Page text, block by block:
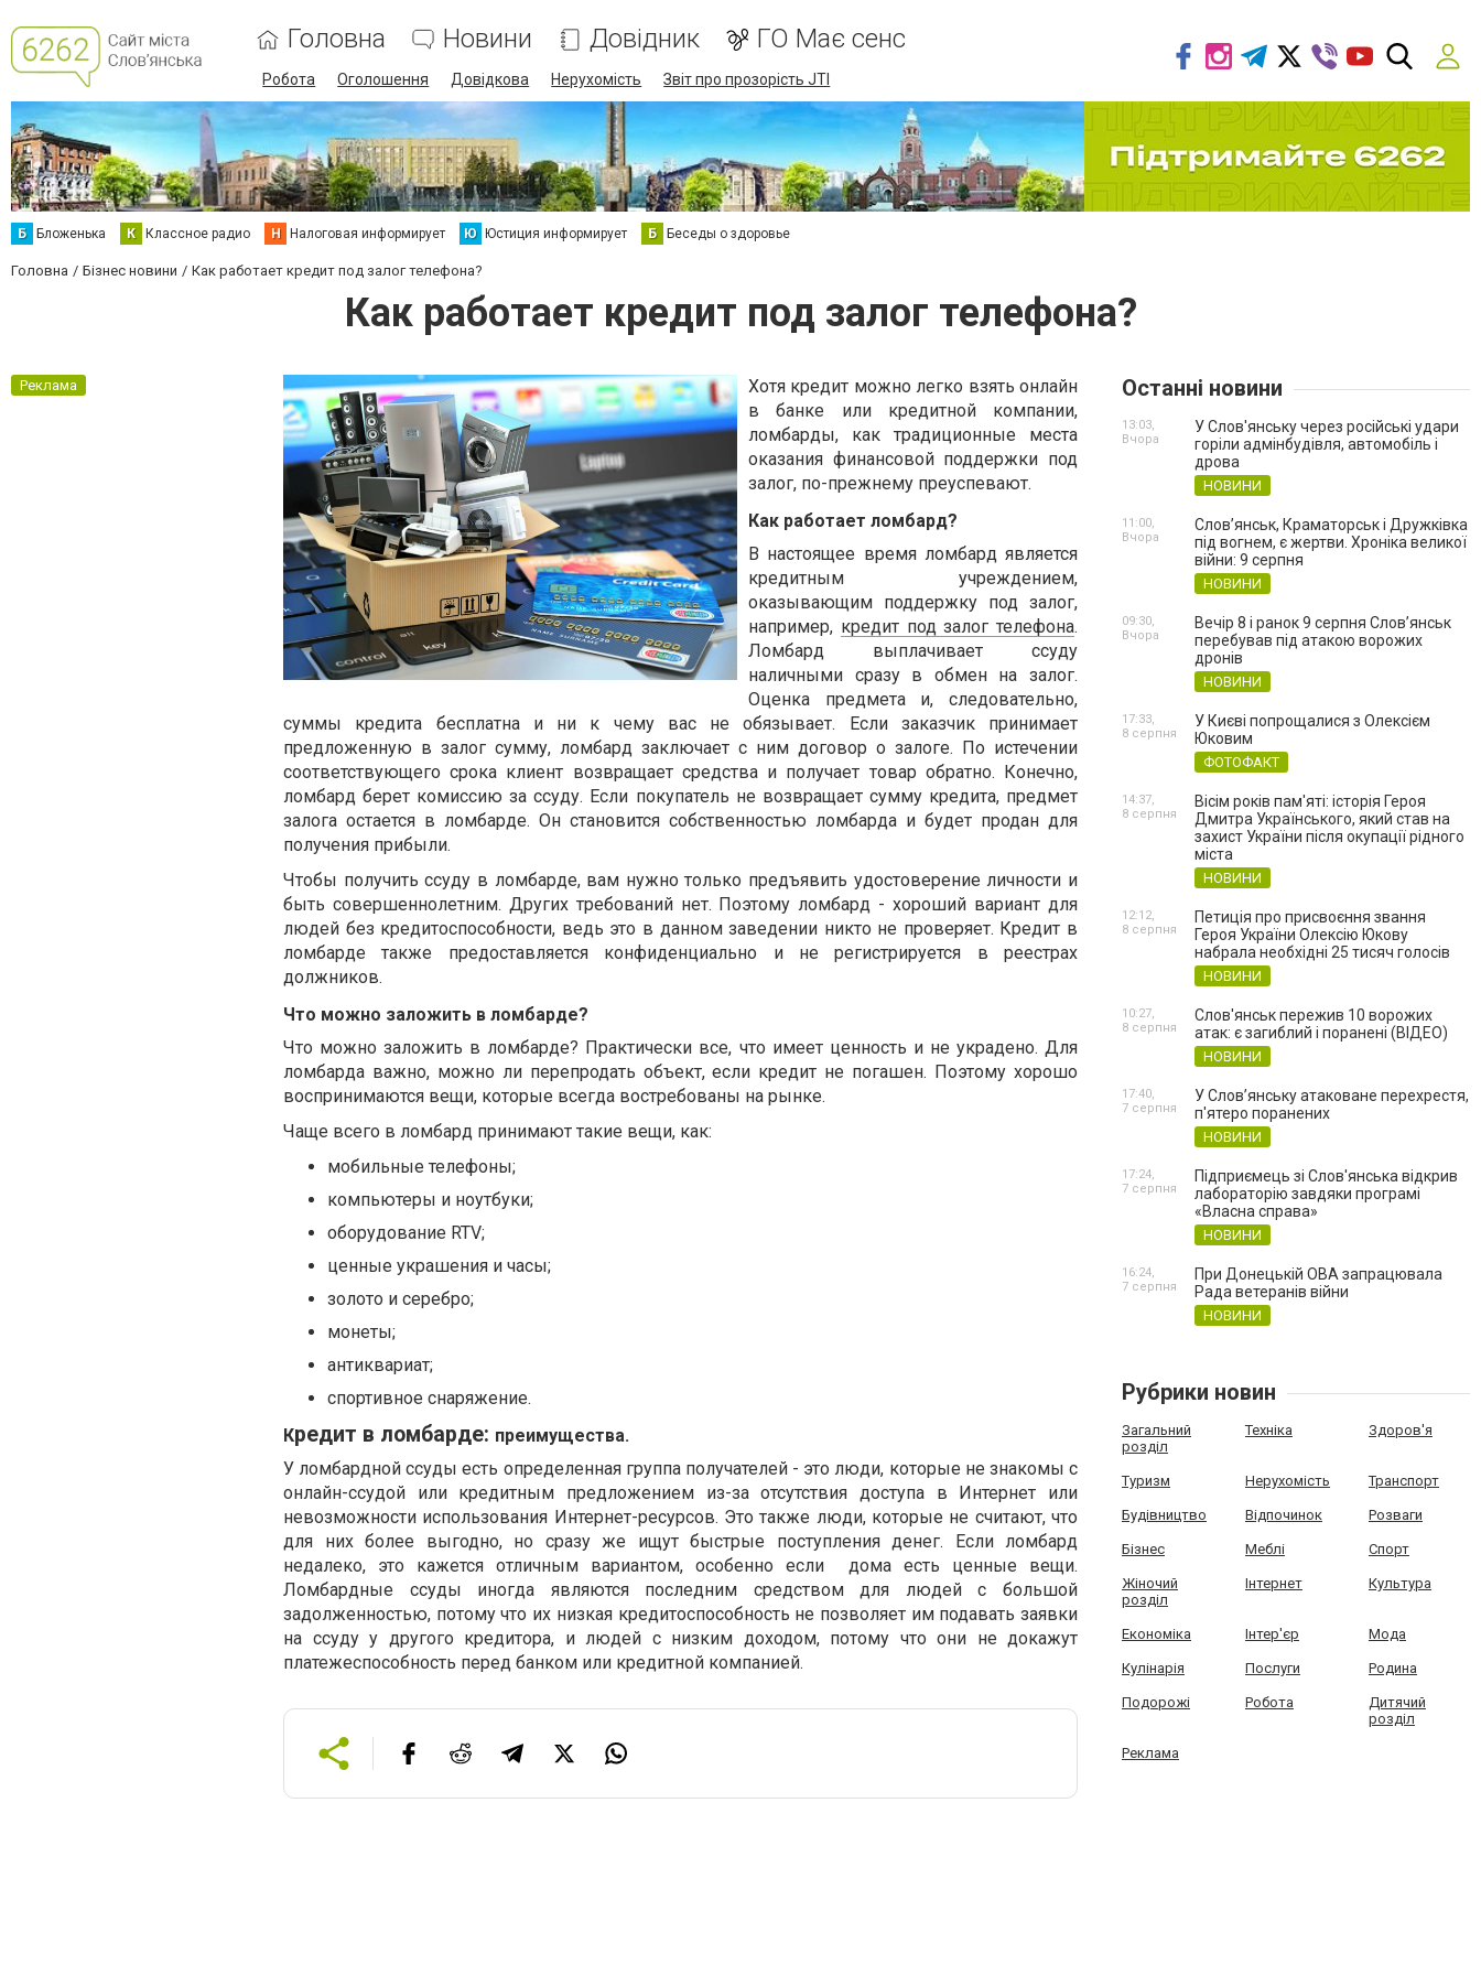
Головна Новини Довідник ГО Має сенс
Робота Оголошення Довідкова Нерухомість Звіт про прозорість JTI
Б Бложенька К Классное радио Н Налоговая информирует Ю Юстиция информирует Б Беседы о здоровье
Головна Бізнес новини Как работает кредит под залог телефона?
Как работает кредит под залог телефона?
Реклама
Хотя кредит можно легко взять онлайн
в банке или кредитной компании,
ломбарды, как традиционные места
оказания финансовой поддержки под
залог, по-прежнему преуспевают.
Как работает ломбард?
В настоящее время ломбард является
кредитным учреждением,
оказывающим поддержку под залог,
например, кредит под залог телефона.
Ломбард выплачивает ссуду
наличными сразу в обмен на залог.
Оценка предмета и, следовательно,
суммы кредита бесплатна и ни к чему вас не обязывает. Если заказчик принимает
предложенную в залог сумму, ломбард заключает с ним договор о залоге. По истечении
соответствующего срока клиент возвращает средства и получает товар обратно. Конечно,
ломбард берет комиссию за ссуду. Если покупатель не возвращает сумму кредита, предмет
залога остается в ломбарде. Он становится собственностью ломбарда и будет продан для
получения прибыли.
Чтобы получить ссуду в ломбарде, вам нужно только предъявить удостоверение личности и
быть совершеннолетним. Других требований нет. Поэтому ломбард - хороший вариант для
людей без кредитоспособности, ведь это в данном заведении никто не проверяет. Кредит в
ломбарде также предоставляется конфиденциально и не регистрируется в реестрах
должников.
Что можно заложить в ломбарде?
Что можно заложить в ломбарде? Практически все, что имеет ценность и не украдено. Для
ломбарда важно, можно ли перепродать объект, если кредит не погашен. Поэтому хорошо
воспринимаются вещи, которые всегда востребованы на рынке.
Чаще всего в ломбард принимают такие вещи, как:
мобильные телефоны;
компьютеры и ноутбуки;
оборудование RTV;
ценные украшения и часы;
золото и серебро;
монеты;
антиквариат;
спортивное снаряжение.
Кредит в ломбарде: преимущества.
У ломбардной ссуды есть определенная группа получателей - это люди, которые не знакомы с
онлайн-ссудой или кредитным предложением из-за отсутствия доступа в Интернет или
невозможности использования Интернет-ресурсов. Это также люди, которые не считают, что
для них более выгодно, но сразу же ищут быстрые поступления денег. Если ломбард
недалеко, это кажется отличным вариантом, особенно если
дома есть ценные вещи.
Ломбардные ссуды иногда являются последним средством для людей с большой
задолженностью, потому что их низкая кредитоспособность не позволяет им подавать заявки
на ссуду у другого кредитора, и людей с низким доходом, потому что они не докажут
платежеспособность перед банком или кредитной компанией.
Останні новини
У Слов'янську через російські удари
горіли адмінбудівля, автомобіль і
дрова
НОВИНИ
13:03,
Вчора
Слов’янськ, Краматорськ і Дружківка
під вогнем, є жертви. Хроніка великої
війни: 9 серпня
НОВИНИ
11:00,
Вчора
Вечір 8 і ранок 9 серпня Слов’янськ
перебував під атакою ворожих
дронів
НОВИНИ
09:30,
Вчора
У Києві попрощалися з Олексієм
Юковим
ФОТОФАКТ
17:33,
8 серпня
Вісім років пам'яті: історія Героя
Дмитра Українського, який став на
захист України після окупації рідного
міста
НОВИНИ
14:37,
8 серпня
Петиція про присвоєння звання
Героя України Олексію Юкову
набрала необхідні 25 тисяч голосів
НОВИНИ
12:12,
8 серпня
Слов'янськ пережив 10 ворожих
атак: є загиблий і поранені (ВІДЕО)
НОВИНИ
10:27,
8 серпня
У Слов’янську атаковане перехрестя,
п'ятеро поранених
НОВИНИ
17:40,
7 серпня
Підприємець зі Слов'янська відкрив
лабораторію завдяки програмі
«Власна справа»
НОВИНИ
17:24,
7 серпня
При Донецькій ОВА запрацювала
Рада ветеранів війни
НОВИНИ
16:24,
7 серпня
Рубрики новин
Загальний
розділ
Техніка Здоров'я
Туризм Нерухомість Транспорт
Будівництво Відпочинок Розваги
Бізнес Меблі Спорт
Жіночий
розділ
Інтернет Культура
Економіка Інтер'єр Мода
Кулінарія Послуги Родина
Подорожі Робота
Дитячий
розділ
Реклама